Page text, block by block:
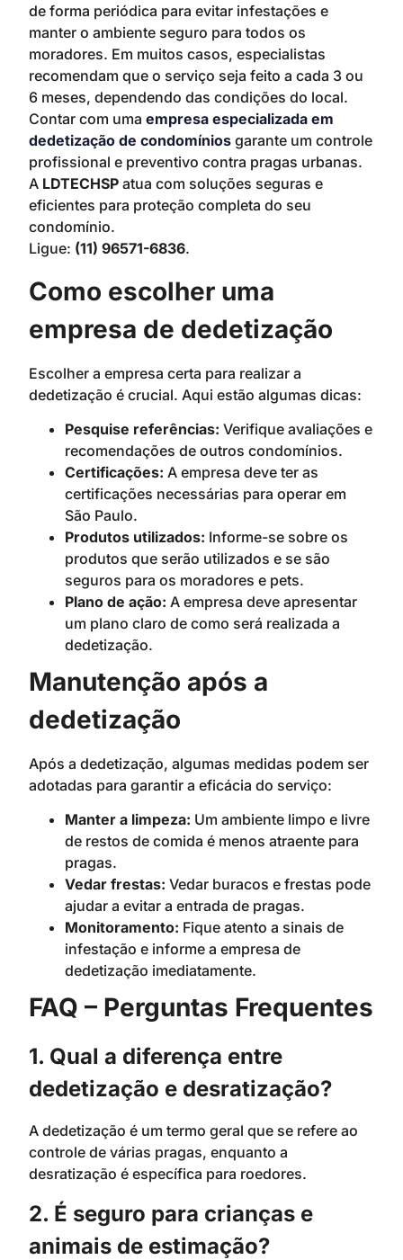
de forma periódica para evitar infestações e
manter o ambiente seguro para todos os
moradores. Em muitos casos, especialistas
recomendam que o serviço seja feito a cada 3 ou
6 meses, dependendo das condições do local.
Contar com uma empresa especializada em
dedetização de condomínios garante um controle
profissional e preventivo contra pragas urbanas.
A LDTECHSP atua com soluções seguras e
eficientes para proteção completa do seu
condomínio.
Ligue: (11) 96571-6836.
Como escolher uma
empresa de dedetização
Escolher a empresa certa para realizar a
dedetização é crucial. Aqui estão algumas dicas:
Pesquise referências: Verifique avaliações e
recomendações de outros condomínios.
Certificações: A empresa deve ter as
certificações necessárias para operar em
São Paulo.
Produtos utilizados: Informe-se sobre os
produtos que serão utilizados e se são
seguros para os moradores e pets.
Plano de ação: A empresa deve apresentar
um plano claro de como será realizada a
dedetização.
Manutenção após a
dedetização
Após a dedetização, algumas medidas podem ser
adotadas para garantir a eficácia do serviço:
Manter a limpeza: Um ambiente limpo e livre
de restos de comida é menos atraente para
pragas.
Vedar frestas: Vedar buracos e frestas pode
ajudar a evitar a entrada de pragas.
Monitoramento: Fique atento a sinais de
infestação e informe a empresa de
dedetização imediatamente.
FAQ – Perguntas Frequentes
1. Qual a diferença entre
dedetização e desratização?
A dedetização é um termo geral que se refere ao
controle de várias pragas, enquanto a
desratização é específica para roedores.
2. É seguro para crianças e
animais de estimação?